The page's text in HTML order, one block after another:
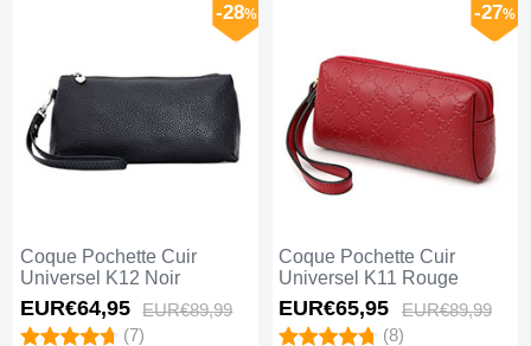
Coque Pochette Cuir
Universel K12 Noir
EUR€64,95 EUR€89,99
-28%
(7)
Coque Pochette Cuir
Universel K11 Rouge
EUR€65,95 EUR€89,99
-27%
(8)